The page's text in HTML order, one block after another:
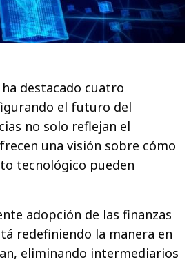
destacado cuatro
el futuro del
no solo reflejan el
una visión sobre cómo
tecnológico pueden
adopción de las finanzas
redefiniendo la manera en
eliminando intermediarios